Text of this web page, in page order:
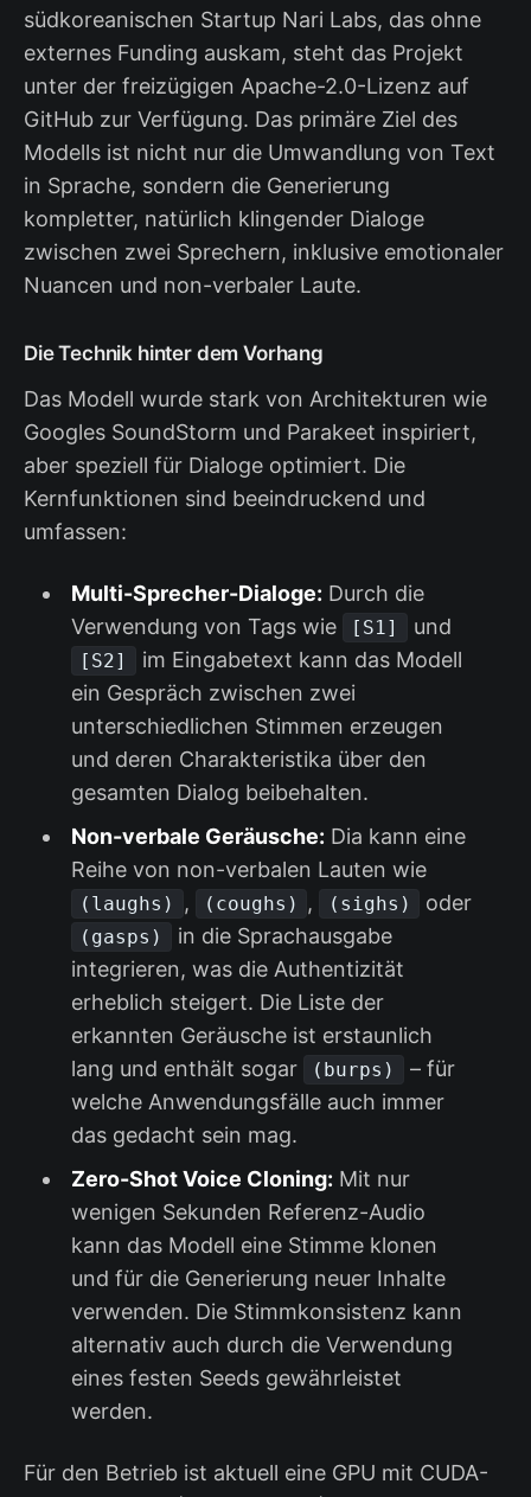
südkoreanischen Startup Nari Labs, das ohne
externes Funding auskam, steht das Projekt
unter der freizügigen Apache-2.0-Lizenz auf
GitHub zur Verfügung. Das primäre Ziel des
Modells ist nicht nur die Umwandlung von Text
in Sprache, sondern die Generierung
kompletter, natürlich klingender Dialoge
zwischen zwei Sprechern, inklusive emotionaler
Nuancen und non-verbaler Laute.
Die Technik hinter dem Vorhang
Das Modell wurde stark von Architekturen wie
Googles SoundStorm und Parakeet inspiriert,
aber speziell für Dialoge optimiert. Die
Kernfunktionen sind beeindruckend und
umfassen:
Multi-Sprecher-Dialoge: Durch die
Verwendung von Tags wie
[S1] und
[S2]
im Eingabetext kann das Modell
ein Gespräch zwischen zwei
unterschiedlichen Stimmen erzeugen
und deren Charakteristika über den
gesamten Dialog beibehalten.
Non-verbale Geräusche: Dia kann eine
Reihe von non-verbalen Lauten wie
(laughs) , (coughs) , (sighs) oder
(gasps)
in die Sprachausgabe
integrieren, was die Authentizität
erheblich steigert. Die Liste der
erkannten Geräusche ist erstaunlich
lang und enthält sogar
(burps)
– für
welche Anwendungsfälle auch immer
das gedacht sein mag.
Zero-Shot Voice Cloning: Mit nur
wenigen Sekunden Referenz-Audio
kann das Modell eine Stimme klonen
und für die Generierung neuer Inhalte
verwenden. Die Stimmkonsistenz kann
alternativ auch durch die Verwendung
eines festen Seeds gewährleistet
werden.
Für den Betrieb ist aktuell eine GPU mit CUDA-